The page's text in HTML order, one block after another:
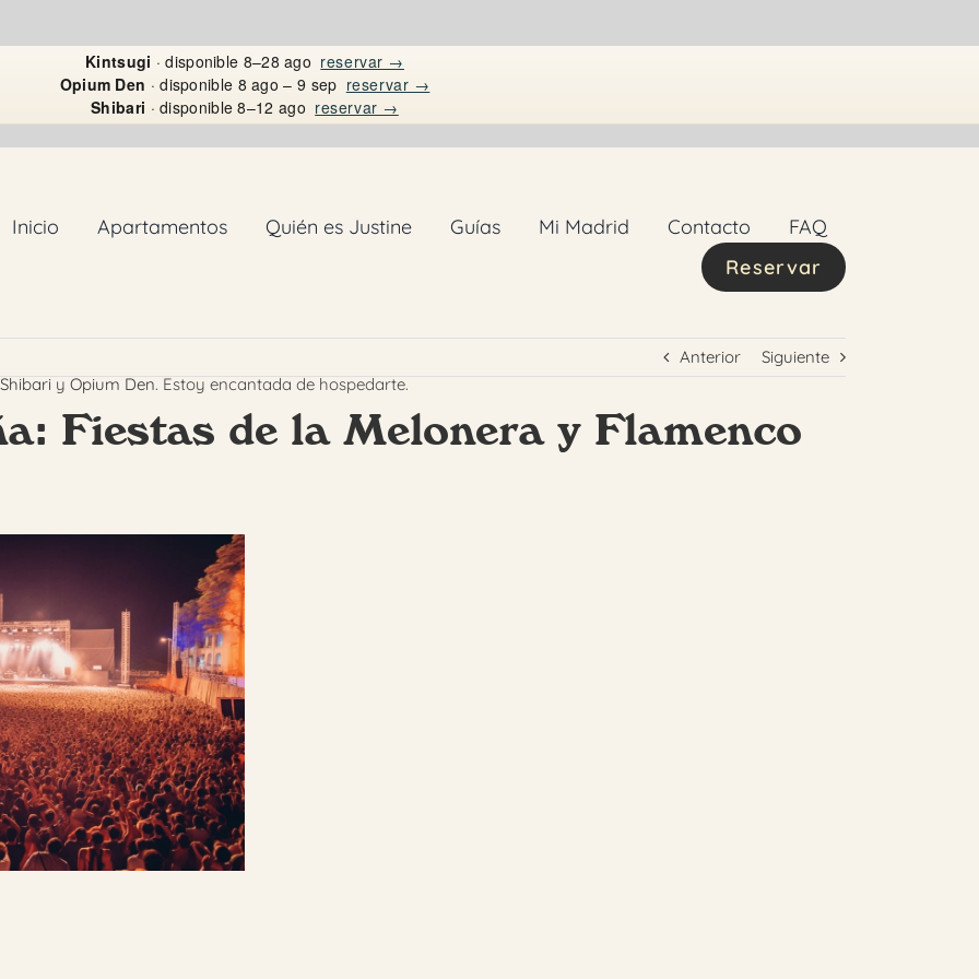
Kintsugi · disponible 8–28 ago reservar →
Opium Den · disponible 8 ago – 9 sep reservar →
Shibari · disponible 8–12 ago reservar →
Inicio Apartamentos Quién es Justine Guías Mi Madrid Contacto
FAQ
Reservar
Shibari y Opium Den. Estoy encantada de hospedarte.
Anterior Siguiente
Fiestas de la Melonera y Flamenco